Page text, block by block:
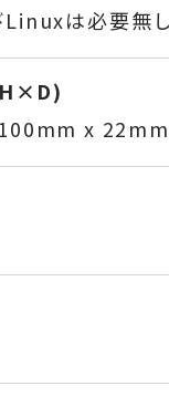
Linuxは必要無
x 22mm